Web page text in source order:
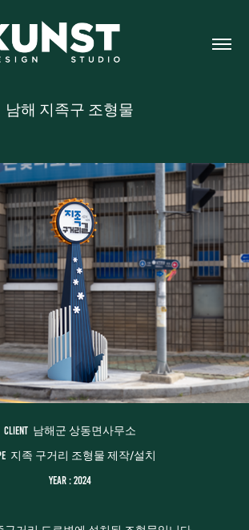
남해 지족구 조형물
Client 남해군 상동면사무소
지족 구거리 조형물 제작/설치
Year : 2024